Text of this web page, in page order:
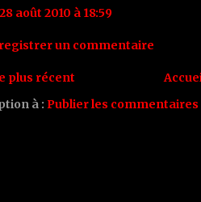
28 août 2010 à 18:59
un commentaire
plus récent
à : Publier les